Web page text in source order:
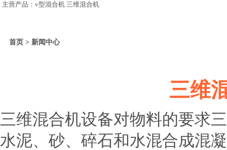
主营产品：v型混合机 三维混合机
首页 > 新闻中心
三维
三维混合机设备对物料的要求
水泥、砂、碎石和水混合成混